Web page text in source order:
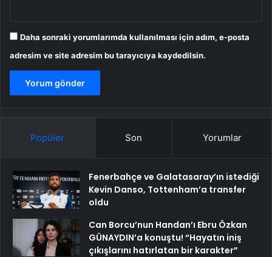
Daha sonraki yorumlarımda kullanılması için adım, e-posta
adresim ve site adresim bu tarayıcıya kaydedilsin.
Popüler Son Yorumlar
Fenerbahçe ve Galatasaray’ın istediği
Kevin Danso, Tottenham’a transfer
oldu
Can Borcu’nun Handan’ı Ebru Özkan
GÜNAYDIN’a konuştu! “Hayatın iniş
çıkışlarını hatırlatan bir karakter”